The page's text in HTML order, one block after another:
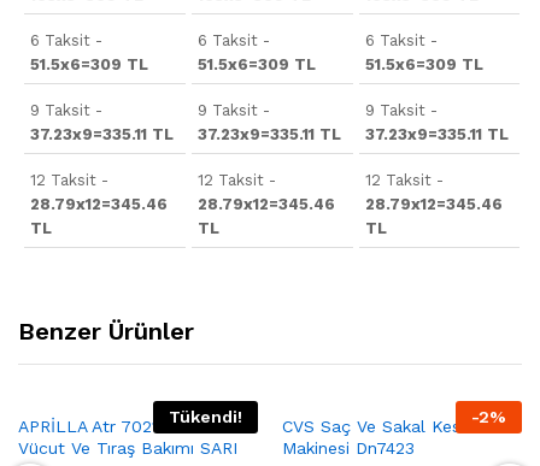
6 Taksit -
51.5x6=309 TL
9 Taksit -
37.23x9=335.11 TL
12 Taksit -
28.79x12=345.46
TL
6 Taksit -
51.5x6=309 TL
9 Taksit -
37.23x9=335.11 TL
12 Taksit -
28.79x12=345.46
TL
6 Taksit -
51.5x6=309 TL
9 Taksit -
37.23x9=335.11 TL
12 Taksit -
28.79x12=345.46
TL
Benzer Ürünler
Tükendi!
APRİLLA Atr 7021 Erkek
Vücut Ve Tıraş Bakımı SARI
-2%
CVS Saç Ve Sakal Kesme
Makinesi Dn7423